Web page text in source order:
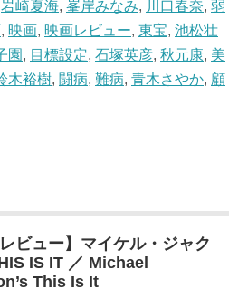
岩崎夏海, 峯岸みなみ, 川口春奈, 弱
, 映画, 映画レビュー, 東宝, 池松壮
園 , 目標設定, 石塚英彦, 秋元康, 美
木裕樹, 闘病, 難病, 青木さやか, 顧
レビュー】マイケル・ジャク
IS IT ／ Michael
This Is It